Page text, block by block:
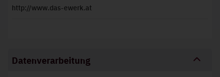
http://www.das-ewerk.at
Datenverarbeitung